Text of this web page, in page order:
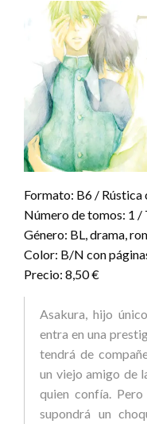
Formato: B6 /
Número de tomos: 1 /
Género: BL, drama,
Color: B/N con
Precio: 8,50 €
Asakura, hijo
entra en una
tendrá de
un viejo amigo de
quien confía.
supondrá un